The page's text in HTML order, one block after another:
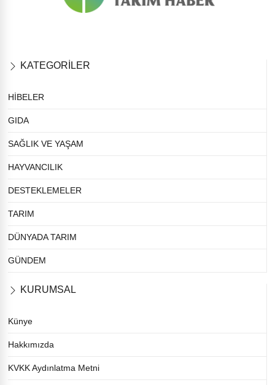
KATEGORİLER
HİBELER
GIDA
SAĞLIK VE YAŞAM
HAYVANCILIK
DESTEKLEMELER
TARIM
DÜNYADA TARIM
GÜNDEM
KURUMSAL
Künye
Hakkımızda
KVKK Aydınlatma Metni